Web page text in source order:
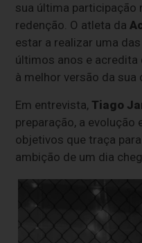
sua última participação
redenção. O atleta da
estar a realizar uma
últimos anos e
à melhor versão da sua
Em entrevista, Tiago
preparação, a evolução
objetivos que traça
ambição de um dia